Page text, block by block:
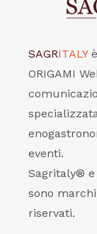
SAGRITALY
ORIGAMI
eventi.
Sagritaly®
sono
riservati.